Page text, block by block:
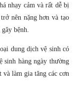
nhạy cảm và rất dễ bị
nên nặng hơn và tạo
bệnh.
dung dịch vệ sinh có
sinh hàng ngày thường
làm gia tăng các cơn